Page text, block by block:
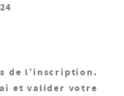
de l’inscription.
et valider votre